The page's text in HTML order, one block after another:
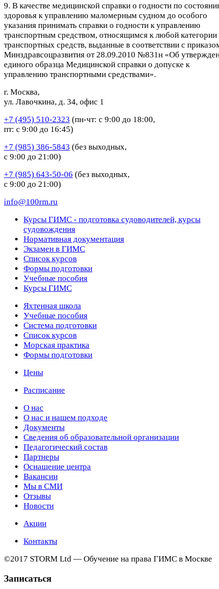
9. В качестве медицинской справки о годности по
здоровья к управлению маломерным судном до особого
указания принимать справки о годности к управлению
транспортным средством, относящимся к любой категории
транспортных средств, выданные в соответствии с
Минздравсоцразвития от 28.09.2010 №831н «Об
единого образца Медицинской справки о допуске к
управлению транспортными средствами».
г. Москва,
ул. Лавочкина, д. 34, офис 1
+7 (495) 510-2323 (пн-чт: с 9:00 до 18:00,
пт: с 9:00 до 16:45)
+7 (985) 386-5843 (без выходных,
с 9:00 до 21:00)
+7 (985) 643-50-06 (без выходных,
с 9:00 до 21:00)
info@100rm.ru
Курсы ГИМС - подготовка судоводителей, курсы
судовождения
Нормативная документация
Экзамен в ГИМС
Список курсов
Формы подготовки
Учебные пособия
Курсы ГИМС
Яхтенная школа
Учебные пособия
Cистема подготовки
Список курсов
Морская практика
Формы подготовки
Цены
Расписание
О нас
О нас и нашем подходе
Документы
Сведения об образовательной организации
Педагогический состав
Партнеры
Оснащение центра
Вакансии
Мы в СМИ
Отзывы
Новости
Акции
Контакты
©2017 STORM Ltd — Обучение на права ГИМС в Москве
Записаться